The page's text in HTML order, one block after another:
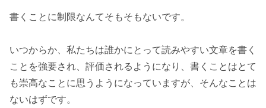
書くことに制限なんてそもそもないです。
いつからか、私たちは誰かにとって読みやすい文章を書く
ことを強要され、評価されるようになり、書くことはとて
も崇高なことに思うようになっていますが、そんなことは
ないはずです。